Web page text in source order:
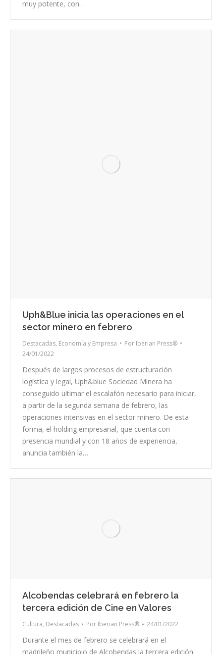
muy potente, con…
Uph&Blue inicia las operaciones en el
sector minero en febrero
Destacadas, Economía y Empresa Por Iberian Press®
24/01/2022
Después de largos procesos de estructuración
logística y legal, Uph&blue Sociedad Minera ha
conseguido ultimar el escalafón necesario para iniciar,
a partir de la segunda semana de febrero, las
operaciones intensivas en el sector minero. De esta
forma, el holding empresarial, que cuenta con
presencia mundial y con 18 años de experiencia,
anuncia también la…
Alcobendas celebrará en febrero la
tercera edición de Cine en Valores
Cultura, Destacadas Por Iberian Press® 24/01/2022
Durante el mes de febrero se celebrará en el
madrileño municipio de Alcobendas la tercera edición